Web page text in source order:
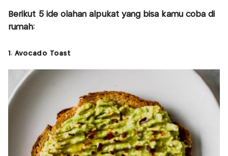
Berikut 5 ide olahan alpukat yang bisa kamu coba di
rumah:
1. Avocado Toast